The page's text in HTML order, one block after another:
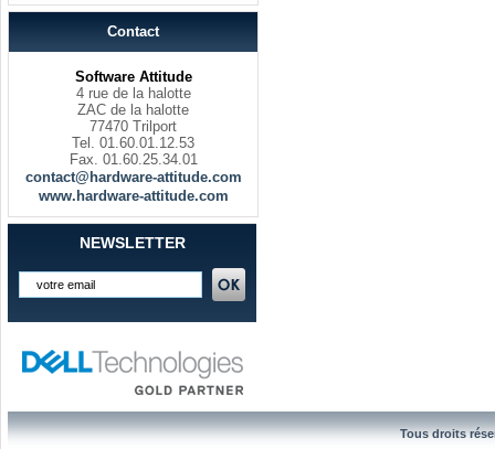
Contact
Software Attitude
4 rue de la halotte
ZAC de la halotte
77470 Trilport
Tel. 01.60.01.12.53
Fax. 01.60.25.34.01
contact@hardware-attitude.com
www.hardware-attitude.com
NEWSLETTER
Tous droits